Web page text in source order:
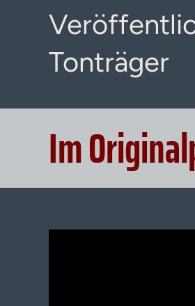
Tonträger
Im